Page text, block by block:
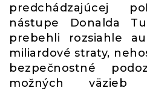
predchádzajúcej
nástupe Donalda
prebehli rozsiahle
miliardové straty,
bezpečnostné
možných väzieb